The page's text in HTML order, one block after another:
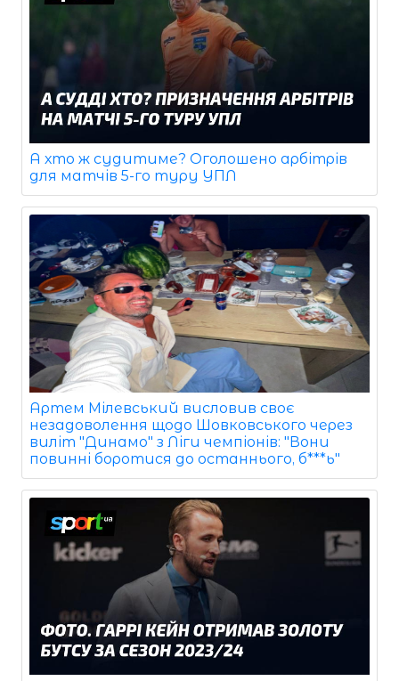
А хто ж судитиме? Оголошено арбітрів
для матчів 5-го туру УПЛ
Артем Мілевський висловив своє
незадоволення щодо Шовковського через
виліт "Динамо" з Ліги чемпіонів: "Вони
повинні боротися до останнього, б***ь"